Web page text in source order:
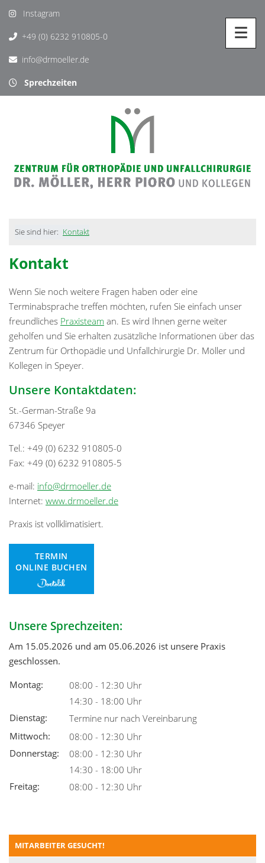
Instagram
+49 (0) 6232 910805-0
info@drmoeller.de
Sprechzeiten
Sie sind hier: Kontakt
Kontakt
Wenn Sie noch weitere Fragen haben oder eine
Terminabsprache treffen möchten, rufen Sie einfach unser
freundliches Praxisteam an. Es wird Ihnen gerne weiter
geholfen und Sie erhalten zusätzliche Informationen über das
Zentrum für Orthopädie und Unfallchirurgie Dr. Möller und
Kollegen in Speyer.
Unsere Kontaktdaten:
St.-German-Straße 9a
67346 Speyer
Tel.: +49 (0) 6232 910805-0
Fax: +49 (0) 6232 910805-5
e-mail: info@drmoeller.de
Internet: www.drmoeller.de
Praxis ist vollklimatisiert.
TERMIN
ONLINE BUCHEN
Unsere Sprechzeiten:
Am 15.05.2026 und am 05.06.2026 ist unsere Praxis
geschlossen.
Montag:
08:00 - 12:30 Uhr
14:30 - 18:00 Uhr
Dienstag:
Termine nur nach Vereinbarung
Mittwoch:
08:00 - 12:30 Uhr
Donnerstag:
08:00 - 12:30 Uhr
14:30 - 18:00 Uhr
Freitag:
08:00 - 12:30 Uhr
MITARBEITER GESUCHT!